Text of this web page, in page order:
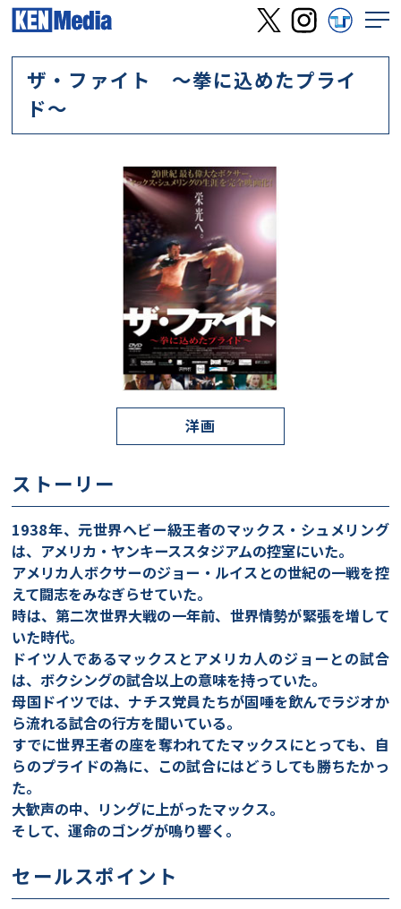
ザ・ファイト ～拳に込めたプライ
ド～
洋画
ストーリー
1938年、元世界ヘビー級王者のマックス・シュメリング
は、アメリカ・ヤンキーススタジアムの控室にいた。
アメリカ人ボクサーのジョー・ルイスとの世紀の一戦を控
えて闘志をみなぎらせていた。
時は、第二次世界大戦の一年前、世界情勢が緊張を増して
いた時代。
ドイツ人であるマックスとアメリカ人のジョーとの試合
は、ボクシングの試合以上の意味を持っていた。
母国ドイツでは、ナチス党員たちが固唾を飲んでラジオか
ら流れる試合の行方を聞いている。
すでに世界王者の座を奪われてたマックスにとっても、自
らのプライドの為に、この試合にはどうしても勝ちたかっ
た。
大歓声の中、リングに上がったマックス。
そして、運命のゴングが鳴り響く。
セールスポイント